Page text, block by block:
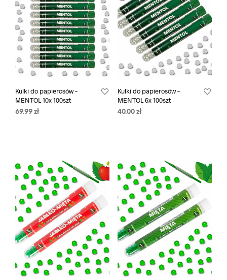
Kulki do papierosów –
MENTOL 10x 100szt
69.99 zł
Kulki do papierosów –
MENTOL 6x 100szt
40.00 zł